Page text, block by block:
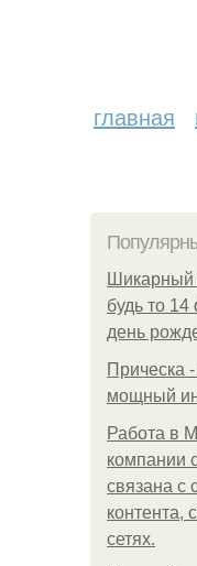
главная
Шикарный
будь то
день
Прическа
мощный
Работа в
компании
связана с
контента,
сетях.